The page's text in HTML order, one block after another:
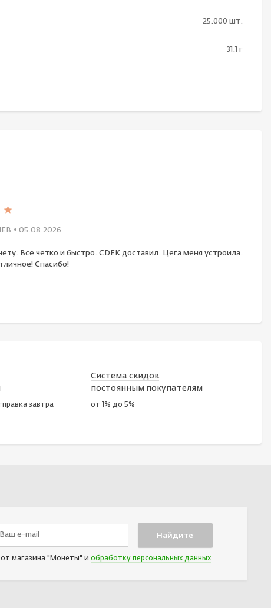
25.000 шт.
31.1 г
• 05.08.2026
Все четко и быстро. CDEK доставил. Цега меня устроила.
Спасибо!
завтра
Система скидок
постоянным покупателям
от 1% до 5%
магазина "Монеты" и обработку персональных данных